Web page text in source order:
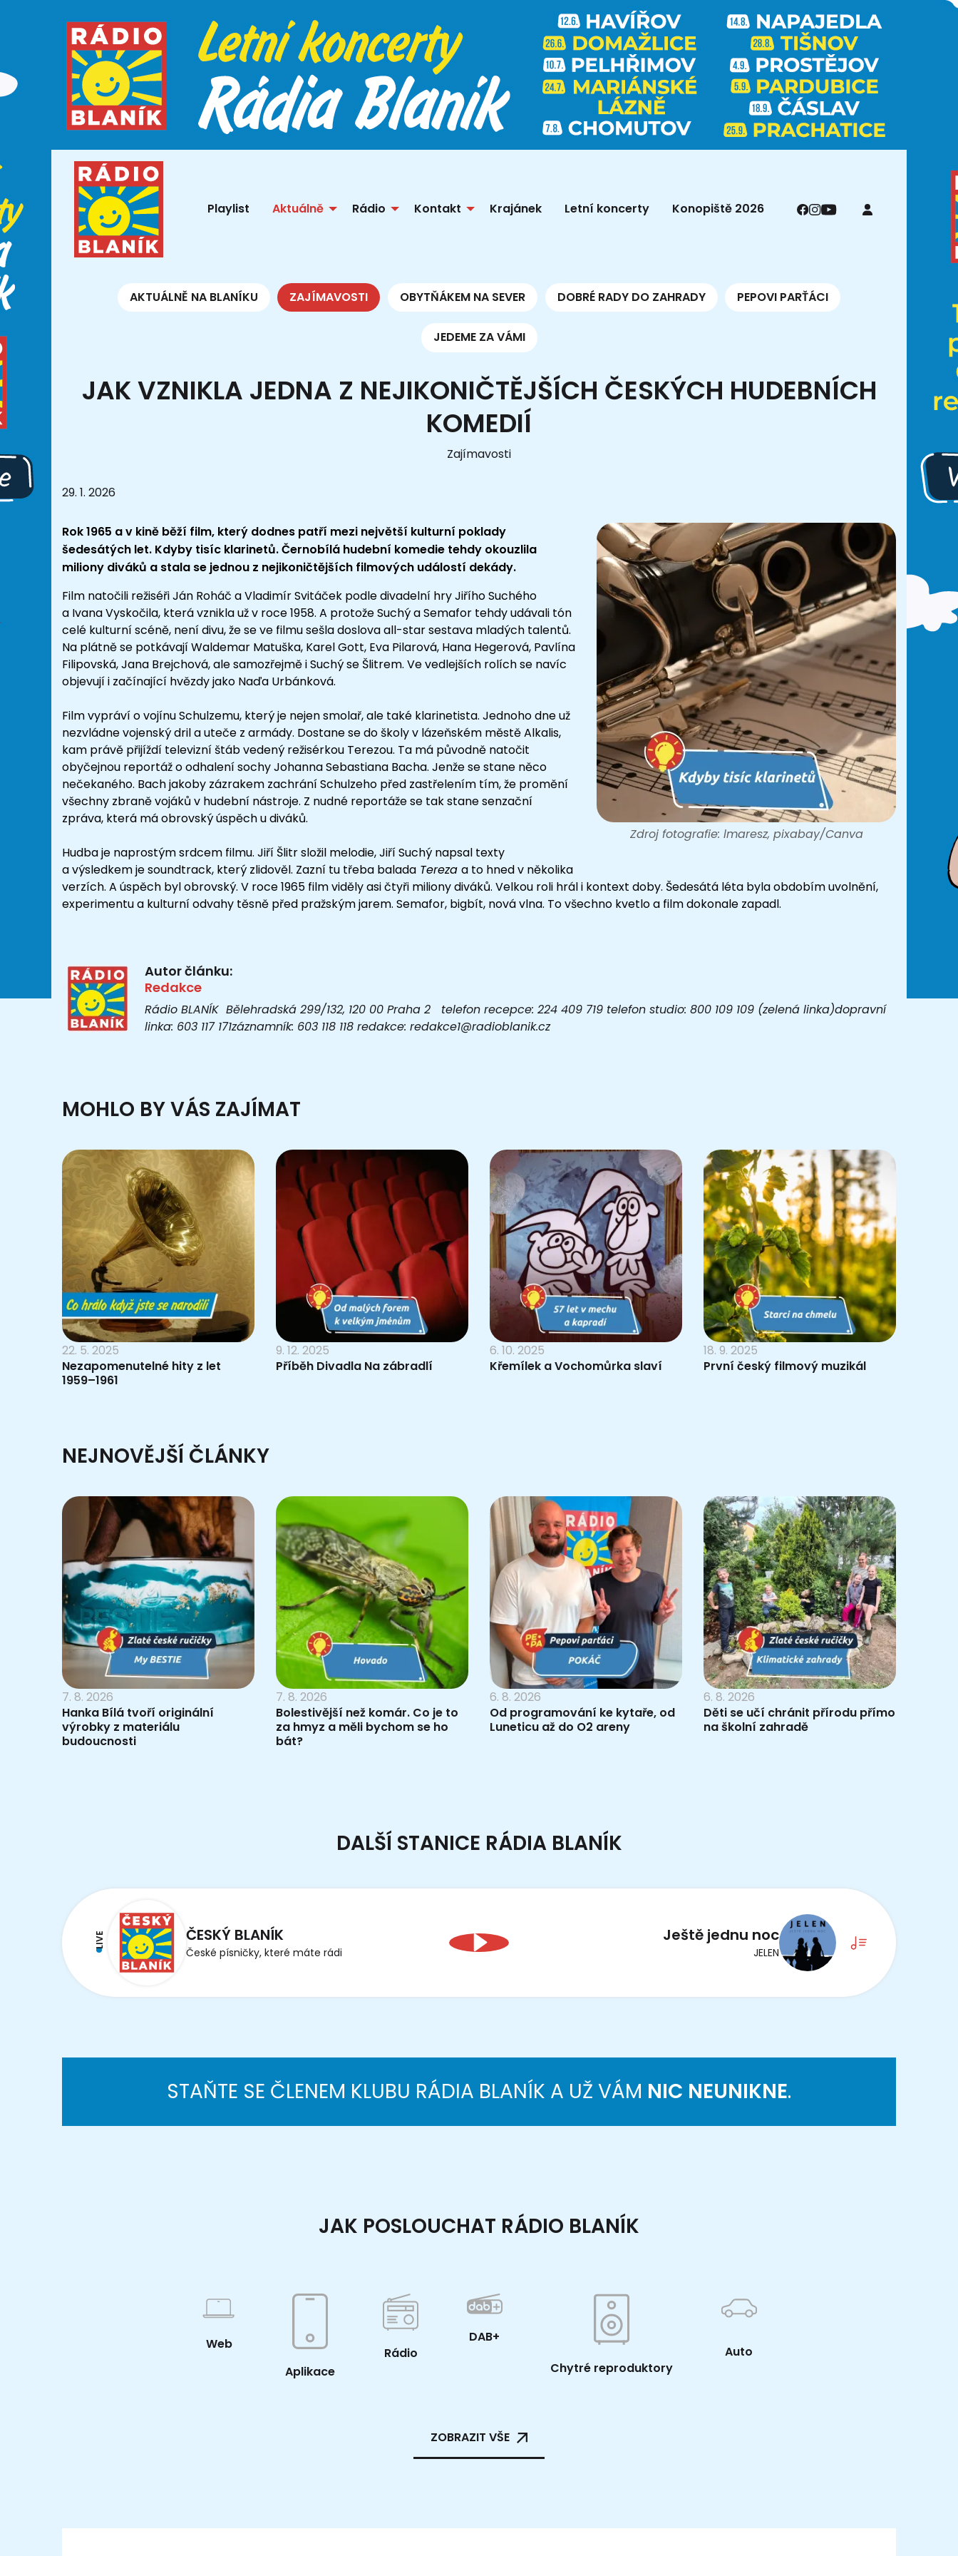
Playlist Aktuálně Rádio Kontakt Krajánek Letní koncerty Konopiště 2026
AKTUÁLNĚ NA BLANÍKU ZAJÍMAVOSTI OBYTŇÁKEM NA SEVER DOBRÉ RADY DO ZAHRADY PEPOVI PARŤÁCI
JEDEME ZA VÁMI
JAK VZNIKLA JEDNA Z NEJIKONIČTĚJŠÍCH ČESKÝCH HUDEBNÍCH
KOMEDIÍ
Zajímavosti
29. 1. 2026
Zdroj fotografie: lmaresz, pixabay/Canva
Rok 1965 a v kině běží film, který dodnes patří mezi největší kulturní poklady
šedesátých let. Kdyby tisíc klarinetů. Černobílá hudební komedie tehdy okouzlila
miliony diváků a stala se jednou z nejikoničtějších filmových událostí dekády.
Film natočili režiséři Ján Roháč a Vladimír Svitáček podle divadelní hry Jiřího Suchého
a Ivana Vyskočila, která vznikla už v roce 1958. A protože Suchý a Semafor tehdy udávali tón
celé kulturní scéně, není divu, že se ve filmu sešla doslova all-star sestava mladých talentů.
Na plátně se potkávají Waldemar Matuška, Karel Gott, Eva Pilarová, Hana Hegerová, Pavlína
Filipovská, Jana Brejchová, ale samozřejmě i Suchý se Šlitrem. Ve vedlejších rolích se navíc
objevují i začínající hvězdy jako Naďa Urbánková.
Film vypráví o vojínu Schulzemu, který je nejen smolař, ale také klarinetista. Jednoho dne už
nezvládne vojenský dril a uteče z armády. Dostane se do školy v lázeňském městě Alkalis,
kam právě přijíždí televizní štáb vedený režisérkou Terezou. Ta má původně natočit
obyčejnou reportáž o odhalení sochy Johanna Sebastiana Bacha. Jenže se stane něco
nečekaného. Bach jakoby zázrakem zachrání Schulzeho před zastřelením tím, že promění
všechny zbraně vojáků v hudební nástroje. Z nudné reportáže se tak stane senzační
zpráva, která má obrovský úspěch u diváků.
Hudba je naprostým srdcem filmu. Jiří Šlitr složil melodie, Jiří Suchý napsal texty
a výsledkem je soundtrack, který zlidověl. Zazní tu třeba balada Tereza a to hned v několika
verzích. A úspěch byl obrovský. V roce 1965 film viděly asi čtyři miliony diváků. Velkou roli hrál i kontext doby. Šedesátá léta byla obdobím uvolnění,
experimentu a kulturní odvahy těsně před pražským jarem. Semafor, bigbít, nová vlna. To všechno kvetlo a film dokonale zapadl.
Autor článku:
Redakce
Rádio BLANÍK Bělehradská 299/132, 120 00 Praha 2 telefon recepce: 224 409 719 telefon studio: 800 109 109 (zelená linka)dopravní
linka: 603 117 171záznamník: 603 118 118 redakce: redakce1@radioblanik.cz
MOHLO BY VÁS ZAJÍMAT
22. 5. 2025
Nezapomenutelné hity z let
1959–1961
9. 12. 2025
Příběh Divadla Na zábradlí
6. 10. 2025
Křemílek a Vochomůrka slaví
18. 9. 2025
První český filmový muzikál
NEJNOVĚJŠÍ ČLÁNKY
7. 8. 2026
Hanka Bílá tvoří originální
výrobky z materiálu
budoucnosti
7. 8. 2026
Bolestivější než komár. Co je to
za hmyz a měli bychom se ho
bát?
6. 8. 2026
Od programování ke kytaře, od
Luneticu až do O2 areny
6. 8. 2026
Děti se učí chránit přírodu přímo
na školní zahradě
DALŠÍ STANICE RÁDIA BLANÍK
LIVE ČESKÝ BLANÍK
České písničky, které máte rádi
Ještě jednu noc
JELEN
STAŇTE SE ČLENEM KLUBU RÁDIA BLANÍK A UŽ VÁM NIC NEUNIKNE.
JAK POSLOUCHAT RÁDIO BLANÍK
Web
Aplikace
Rádio
DAB+
Chytré reproduktory
Auto
ZOBRAZIT VŠE